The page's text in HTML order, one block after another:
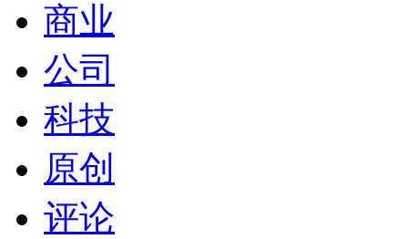
商业
公司
科技
原创
评论